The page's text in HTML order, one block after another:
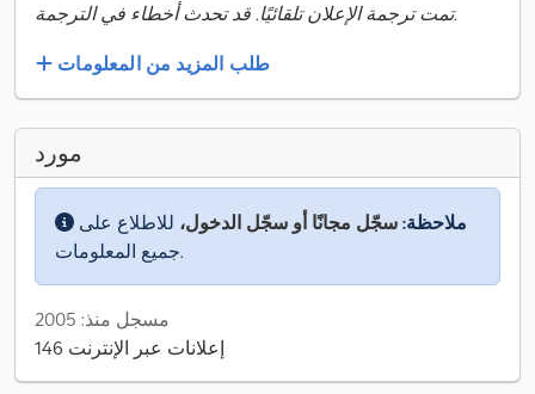
تمت ترجمة الإعلان تلقائيًا. قد تحدث أخطاء في الترجمة.
طلب المزيد من المعلومات
مورد
ملاحظة: سجّل مجانًا أو سجّل الدخول، للاطلاع على
جميع المعلومات.
مسجل منذ: 2005
146 إعلانات عبر الإنترنت